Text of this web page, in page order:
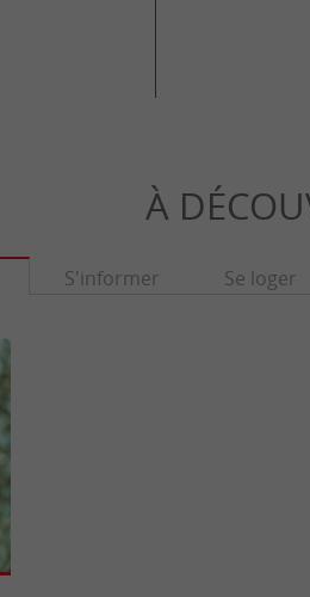
À
S'informer Se loger